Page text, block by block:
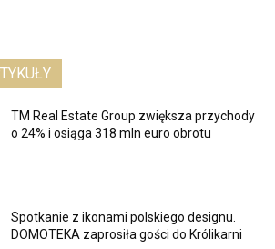
TM Real Estate Group zwiększa przychody
o 24% i osiąga 318 mln euro obrotu
Spotkanie z ikonami polskiego designu.
DOMOTEKA zaprosiła gości do Królikarni